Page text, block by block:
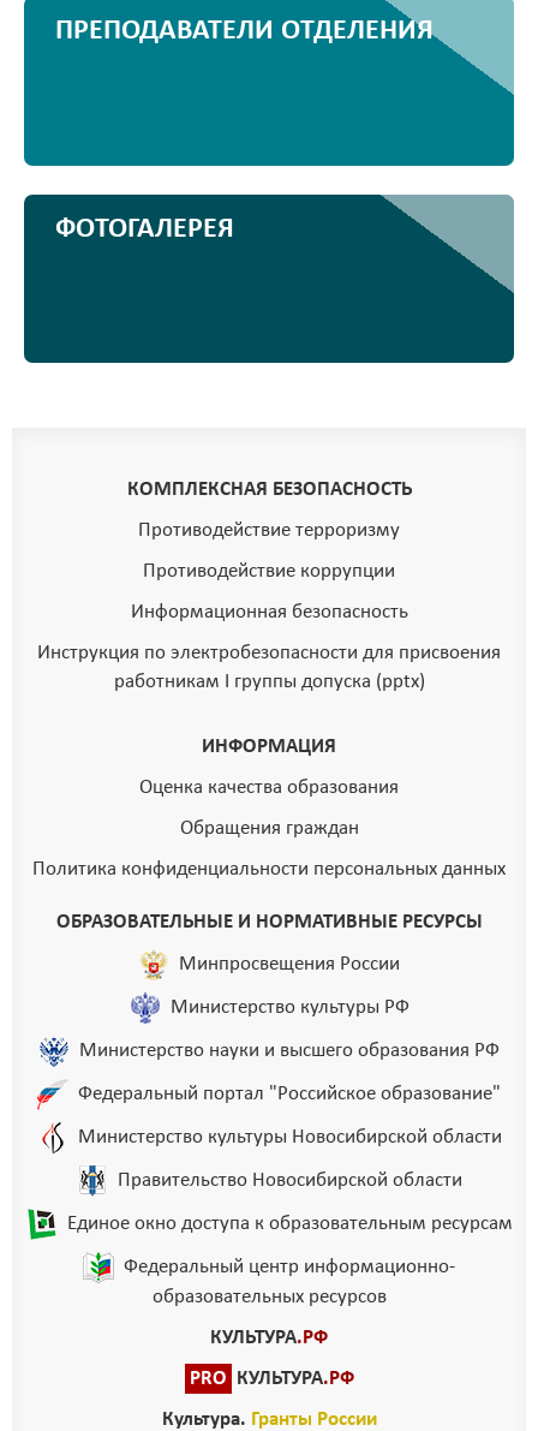
ПРЕПОДАВАТЕЛИ ОТДЕЛЕНИЯ
ФОТОГАЛЕРЕЯ
КОМПЛЕКСНАЯ БЕЗОПАСНОСТЬ
Противодействие терроризму
Противодействие коррупции
Информационная безопасность
Инструкция по электробезопасности для присвоения
работникам I группы допуска (pptx)
ИНФОРМАЦИЯ
Оценка качества образования
Обращения граждан
Политика конфиденциальности персональных данных
ОБРАЗОВАТЕЛЬНЫЕ И НОРМАТИВНЫЕ РЕСУРСЫ
Минпросвещения России
Министерство культуры РФ
Министерство науки и высшего образования РФ
Федеральный портал "Российское образование"
Министерство культуры Новосибирской области
Правительство Новосибирской области
Единое окно доступа к образовательным ресурсам
Федеральный центр информационно-
образовательных ресурсов
КУЛЬТУРА.РФ
PRO
КУЛЬТУРА.РФ
Культура. Гранты России